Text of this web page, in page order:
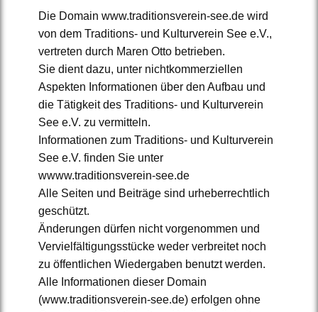
Die Domain www.traditionsverein-see.de wird
von dem Traditions- und Kulturverein See e.V.,
vertreten durch Maren Otto betrieben.
Sie dient dazu, unter nichtkommerziellen
Aspekten Informationen über den Aufbau und
die Tätigkeit des Traditions- und Kulturverein
See e.V. zu vermitteln.
Informationen zum Traditions- und Kulturverein
See e.V. finden Sie unter
wwww.traditionsverein-see.de
Alle Seiten und Beiträge sind urheberrechtlich
geschützt.
Änderungen dürfen nicht vorgenommen und
Vervielfältigungsstücke weder verbreitet noch
zu öffentlichen Wiedergaben benutzt werden.
Alle Informationen dieser Domain
(www.traditionsverein-see.de) erfolgen ohne